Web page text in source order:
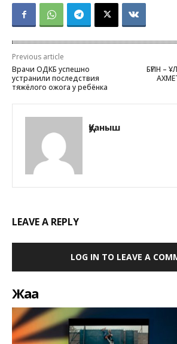
Previous article
Врачи ОДКБ успешно
устранили последствия
тяжёлого ожога у ребёнка
БҮГІН –
Қуаныш
LEAVE A REPLY
LOG IN TO LEAVE A
Жаңа